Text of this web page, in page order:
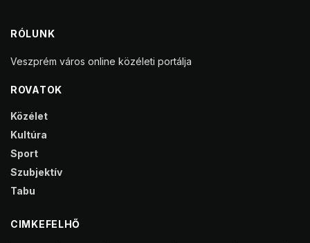
RÓLUNK
Veszprém város online közéleti portálja
ROVATOK
Közélet
Kultúra
Sport
Szubjektív
Tabu
CIMKEFELHŐ